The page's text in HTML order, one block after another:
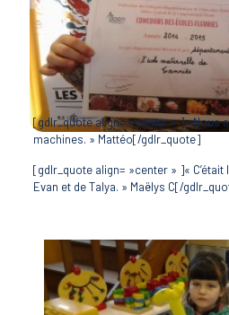
[gdlr_quote align= »center » ]« Nous
machines. » Mattéo[/gdlr_quote]
[gdlr_quote align= »center » ]« C’était
Evan et de Talya. » Maëlys C[/